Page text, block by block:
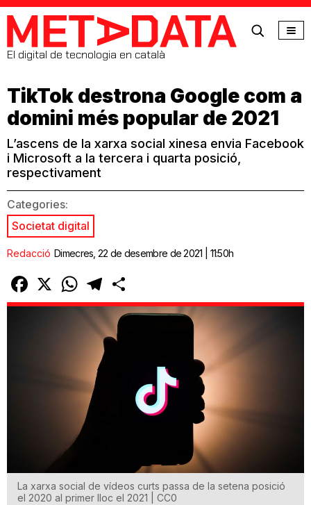
MetaData
El digital de tecnologia en català
TikTok destrona Google com a
domini més popular de 2021
L’ascens de la xarxa social xinesa envia Facebook
i Microsoft a la tercera i quarta posició,
respectivament
Categories:
Societat digital
Redacció Dimecres, 22 de desembre de 2021 | 11:50h
Facebook
X WhatsAppTelegram
La xarxa social de vídeos curts passa de la setena posició
el 2020 al primer lloc el 2021 | CC0